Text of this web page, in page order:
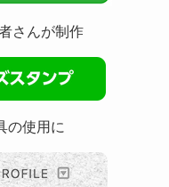
さんが制作
の使用に